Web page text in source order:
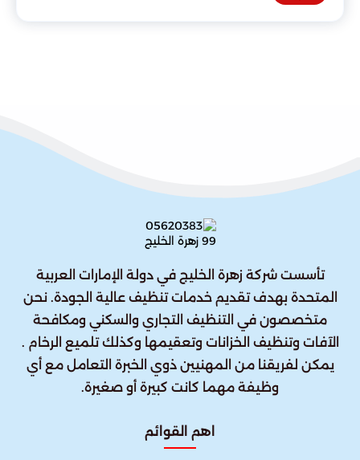
تأسست شركة زهرة الخليج في دولة الإمارات العربية
المتحدة بهدف تقديم خدمات تنظيف عالية الجودة. نحن
متخصصون في التنظيف التجاري والسكني ومكافحة
الآفات وتنظيف الخزانات وتعقيمها وكذلك تلميع الرخام .
يمكن لفريقنا من المهنيين ذوي الخبرة التعامل مع أي
وظيفة مهما كانت كبيرة أو صغيرة.
اهم القوائم